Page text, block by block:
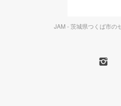
JAM - 茨城県つくば市の